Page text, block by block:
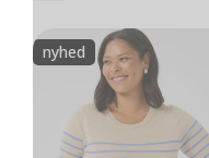
KClizzy
-
Striber
nyhed